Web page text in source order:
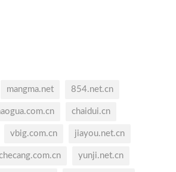
mangma.net 854.net.cn
chaidui.cn
vbig.com.cn jiayou.net.cn
yunji.net.cn